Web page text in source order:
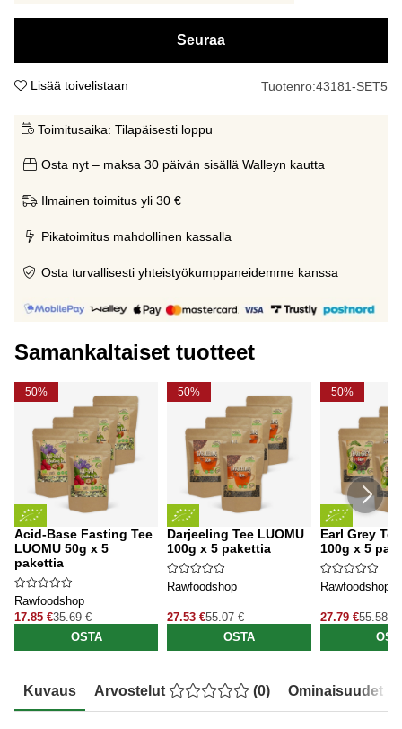
Seuraa
Lisää toivelistaan Tuotenro:43181-SET5
Toimitusaika: Tilapäisesti loppu
Osta nyt – maksa 30 päivän sisällä Walleyn kautta
Ilmainen toimitus yli 30 €
Pikatoimitus mahdollinen kassalla
Osta turvallisesti yhteistyökumppaneidemme kanssa
Samankaltaiset tuotteet
50%
Acid-Base Fasting Tee
LUOMU 50g x 5
pakettia
Rawfoodshop
17.85 €35.69 €
OSTA
50%
Darjeeling Tee LUOMU
100g x 5 pakettia
Rawfoodshop
27.53 €55.07 €
OSTA
50%
Earl Grey
100g x 5
Rawfoodshop
27.79 €55.58 €
Kuvaus Arvostelut (0) Ominaisuudet